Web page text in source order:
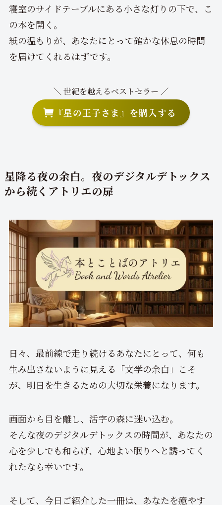
寝室のサイドテーブルにある小さな灯りの下で、こ
の本を開く。
紙の温もりが、あなたにとって確かな休息の時間
を届けてくれるはずです。
＼ 世紀を越えるベストセラー ／
『星の王子さま』を購入する
星降る夜の余白。夜のデジタルデトックス
から続くアトリエの扉
日々、最前線で走り続けるあなたにとって、何も
生み出さないように見える「文学の余白」こそ
が、明日を生きるための大切な栄養になります。
画面から目を離し、活字の森に迷い込む。
そんな夜のデジタルデトックスの時間が、あなたの
心を少しでも和らげ、心地よい眠りへと誘ってく
れたなら幸いです。
そして、今日ご紹介した一冊は、あなたを癒やす